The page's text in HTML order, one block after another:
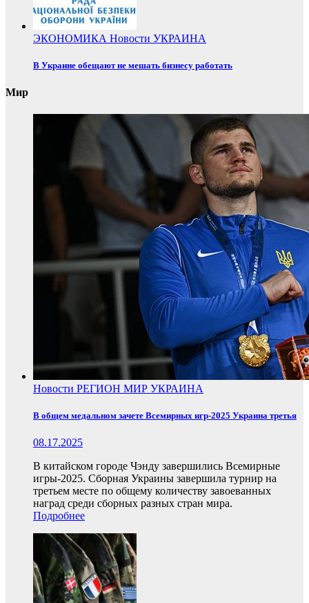
ЭКОНОМИКА Новости УКРАИНА
В Украине обещают не мешать бизнесу работать
Мир
Новости РЕГИОН МИР УКРАИНА
В общем медальном зачете Всемирных игр-2025 Украина третья
08.17.2025
В китайском городе Чэнду завершились Всемирные
игры-2025. Сборная Украины завершила турнир на
третьем месте по общему количеству завоеванных
наград среди сборных разных стран мира.
Подробнее